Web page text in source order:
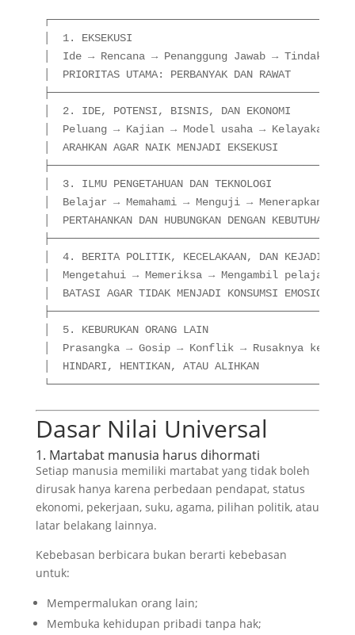
│  1. EKSEKUSI
│  Ide → Rencana → Penanggung Jawab →
│  PRIORITAS UTAMA: PERBANYAK DAN RAWAT
│  2. IDE, POTENSI, BISNIS, DAN EKONOMI
│  Peluang → Kajian → Model usaha →
│  ARAHKAN AGAR NAIK MENJADI EKSEKUSI
│  3. ILMU PENGETAHUAN DAN TEKNOLOGI
│  Belajar → Memahami → Menguji →
│  PERTAHANKAN DAN HUBUNGKAN DENGAN
│  4. BERITA POLITIK, KECELAKAAN, DAN KEJADIAN
│  Mengetahui → Memeriksa → Mengambil
│  BATASI AGAR TIDAK MENJADI KONSUMSI
│  5. KEBURUKAN ORANG LAIN
│  Prasangka → Gosip → Konflik → Rusaknya
│  HINDARI, HENTIKAN, ATAU ALIHKAN
Dasar Nilai Universal
1. Martabat manusia harus dihormati
Setiap manusia memiliki martabat yang tidak boleh
dirusak hanya karena perbedaan pendapat, status
ekonomi, pekerjaan, suku, agama, pilihan politik, atau
latar belakang lainnya.
Kebebasan berbicara bukan berarti kebebasan
untuk:
Mempermalukan orang lain;
Membuka kehidupan pribadi tanpa hak;